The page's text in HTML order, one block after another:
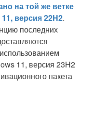
на той же ветке
версия 22H2.
последних
11, версия 23H2
пакета